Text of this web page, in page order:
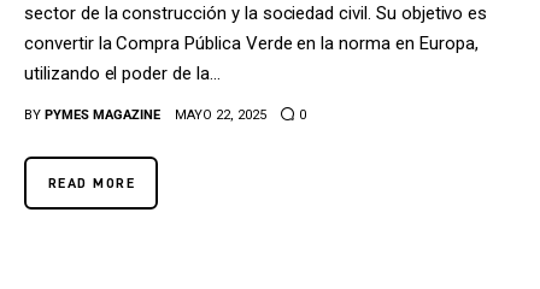
sector de la construcción y la sociedad civil. Su objetivo es
convertir la Compra Pública Verde en la norma en Europa,
utilizando el poder de la…
BY PYMES MAGAZINE MAYO 22, 2025 0
READ MORE